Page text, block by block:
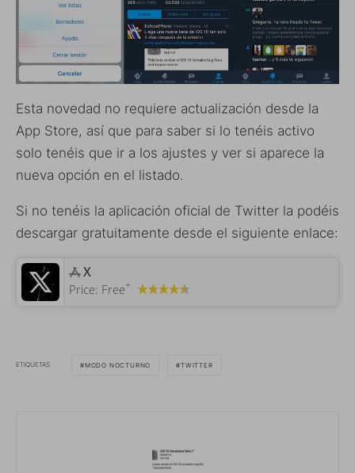
Esta novedad no requiere actualización desde la
App Store, así que para saber si lo tenéis activo
solo tenéis que ir a los ajustes y ver si aparece la
nueva opción en el listado.
Si no tenéis la aplicación oficial de Twitter la podéis
descargar gratuitamente desde el siguiente enlace:
‎X
Price: Free+
ETIQUETAS MODO NOCTURNO TWITTER